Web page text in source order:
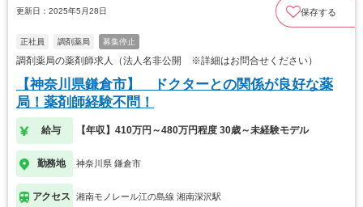
更新日：2025年5月28日 保存する
正社員 調剤薬局 募集停止
調剤薬局の薬剤師求人（法人名非公開 ※詳細はお問合せください）
【神奈川県鎌倉市】 ドクターとの関係が良好な薬
局！薬剤師経験不問！
給与 【年収】410万円～480万円程度 30歳～未経験モデル
勤務地 神奈川県 鎌倉市
アクセス 湘南モノレール江の島線 湘南深沢駅